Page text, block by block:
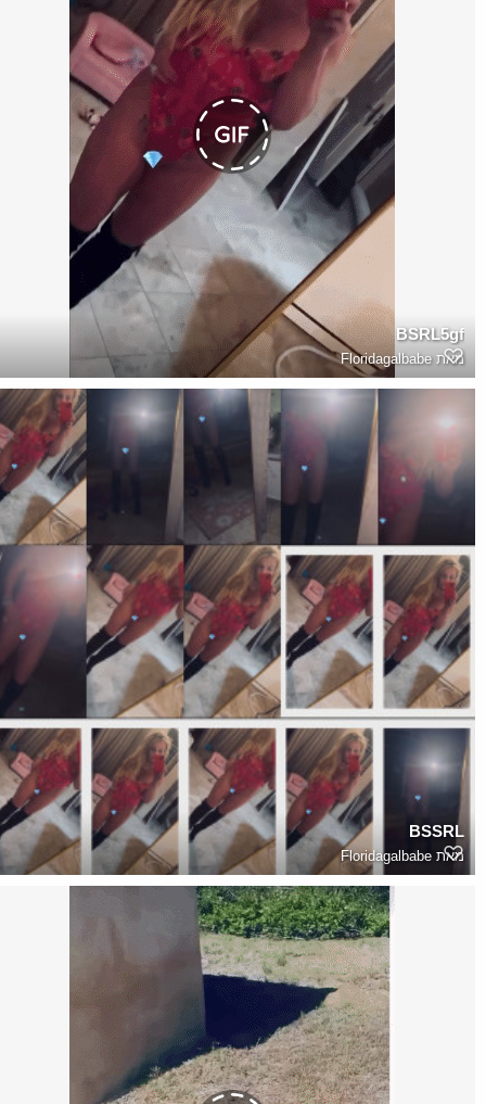
BSRL5gf
מאתFloridagalbabe
BSSRL
מאת Floridagalbabe